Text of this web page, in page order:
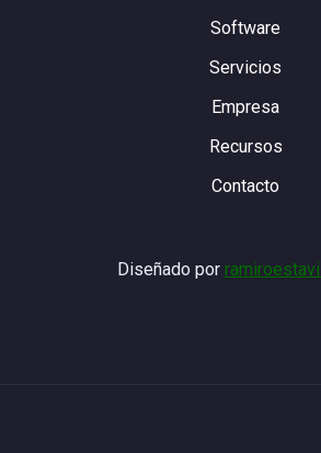
Software
Servicios
Empresa
Recursos
Contacto
Diseñado por